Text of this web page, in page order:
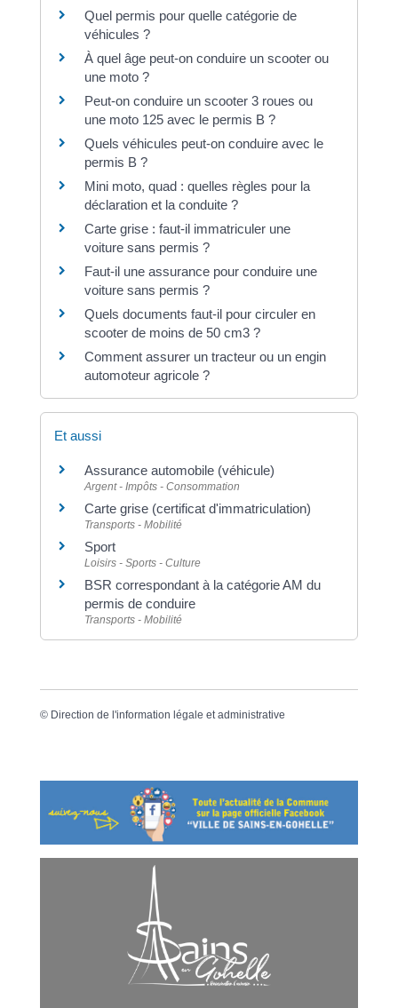
Quel permis pour quelle catégorie de
véhicules ?
À quel âge peut-on conduire un scooter ou
une moto ?
Peut-on conduire un scooter 3 roues ou
une moto 125 avec le permis B ?
Quels véhicules peut-on conduire avec le
permis B ?
Mini moto, quad : quelles règles pour la
déclaration et la conduite ?
Carte grise : faut-il immatriculer une
voiture sans permis ?
Faut-il une assurance pour conduire une
voiture sans permis ?
Quels documents faut-il pour circuler en
scooter de moins de 50 cm3 ?
Comment assurer un tracteur ou un engin
automoteur agricole ?
Et aussi
Assurance automobile (véhicule)
Argent - Impôts - Consommation
Carte grise (certificat d'immatriculation)
Transports - Mobilité
Sport
Loisirs - Sports - Culture
BSR correspondant à la catégorie AM du
permis de conduire
Transports - Mobilité
© Direction de l'information légale et administrative